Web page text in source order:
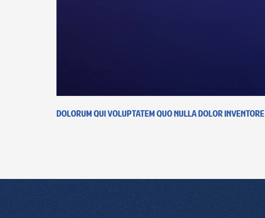
Dolorum qui voluptatem quo nulla dolor inventore